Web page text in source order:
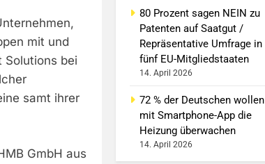
mit und
Solutions bei
samt ihrer
GmbH aus
80 Prozent sagen NEIN zu
Patenten auf Saatgut /
Repräsentative Umfrage in
fünf EU-Mitgliedstaaten
14. April 2026
72 % der Deutschen wollen
mit Smartphone-App die
Heizung überwachen
14. April 2026